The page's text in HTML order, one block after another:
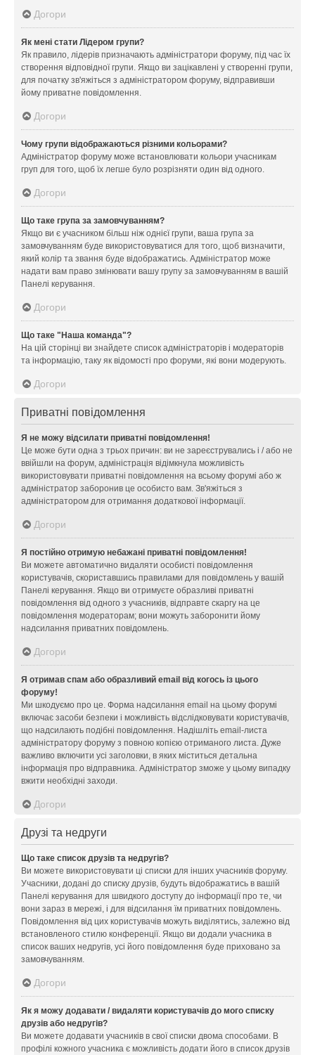
Догори
Як мені стати Лідером групи?
Як правило, лідерів призначають адміністратори форуму, під час їх
створення відповідної групи. Якщо ви зацікавлені у створенні групи,
для початку зв'яжіться з адміністратором форуму, відправивши
йому приватне повідомлення.
Догори
Чому групи відображаються різними кольорами?
Адміністратор форуму може встановлювати кольори учасникам
груп для того, щоб їх легше було розрізняти один від одного.
Догори
Що таке група за замовчуванням?
Якщо ви є учасником більш ніж однієї групи, ваша група за
замовчуванням буде використовуватися для того, щоб визначити,
який колір та звання буде відображатись. Адміністратор може
надати вам право змінювати вашу групу за замовчуванням в вашій
Панелі керування.
Догори
Що таке "Наша команда"?
На цій сторінці ви знайдете список адміністраторів і модераторів
та інформацію, таку як відомості про форуми, які вони модерують.
Догори
Приватні повідомлення
Я не можу відсилати приватні повідомлення!
Це може бути одна з трьох причин: ви не зареєструвались і / або не
ввійшли на форум, адміністрація відімкнула можливість
використовувати приватні повідомлення на всьому форумі або ж
адміністратор заборонив це особисто вам. Зв'яжіться з
адміністратором для отримання додаткової інформації.
Догори
Я постійно отримую небажані приватні повідомлення!
Ви можете автоматично видаляти особисті повідомлення
користувачів, скориставшись правилами для повідомлень у вашій
Панелі керування. Якщо ви отримуєте образливі приватні
повідомлення від одного з учасників, відправте скаргу на це
повідомлення модераторам; вони можуть заборонити йому
надсилання приватних повідомлень.
Догори
Я отримав спам або образливий email від когось із цього
форуму!
Ми шкодуємо про це. Форма надсилання email на цьому форумі
включає засоби безпеки і можливість відслідковувати користувачів,
що надсилають подібні повідомлення. Надішліть email-листа
адміністратору форуму з повною копією отриманого листа. Дуже
важливо включити усі заголовки, в яких міститься детальна
інформація про відправника. Адміністратор зможе у цьому випадку
вжити необхідні заходи.
Догори
Друзі та недруги
Що таке список друзів та недругів?
Ви можете використовувати ці списки для інших учасників форуму.
Учасники, додані до списку друзів, будуть відображатись в вашій
Панелі керування для швидкого доступу до інформації про те, чи
вони зараз в мережі, і для відсилання їм приватних повідомлень.
Повідомлення від цих користувачів можуть виділятись, залежно від
встановленого стилю конференції. Якщо ви додали учасника в
список ваших недругів, усі його повідомлення буде приховано за
замовчуванням.
Догори
Як я можу додавати / видаляти користувачів до мого списку
друзів або недругів?
Ви можете додавати учасників в свої списки двома способами. В
профілі кожного учасника є можливість додати його в список друзів